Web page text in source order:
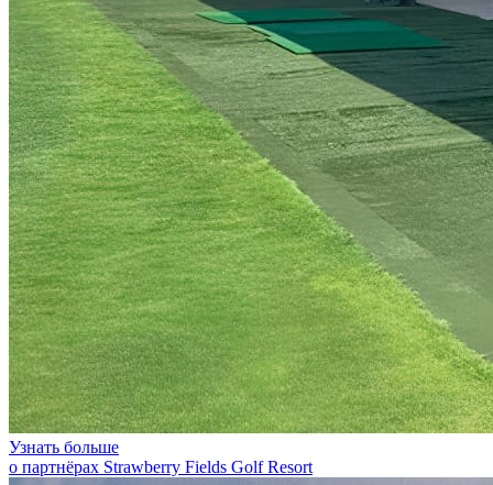
Узнать больше
о партнёрах Strawberry Fields Golf Resort